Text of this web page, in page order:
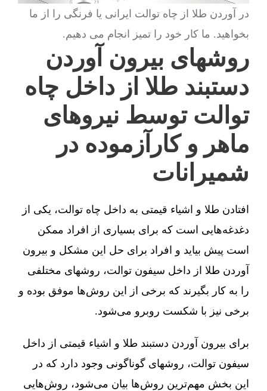
در آوردن طلا از چاه توالت ایرانی یا فرنگی را از ما
بخواهید. ما کار خود را تمیز انجام می دهیم.
روشهای بیرون آوردن
دستبند طلا از داخل چاه
توالت توسط نیروهای
ماهر و کارآزموده در
شمیرانات
افتادن طلا و اشیاء قیمتی به داخل چاه توالت، یکی از
دغدغه‌هایی است که برای بسیاری از افراد ممکن
است پیش بیاید و افراد برای حل این مشکل و بیرون
آوردن طلا از داخل سیفون توالت، روشهای مختلفی
را به کار بگیرند که برخی از این روش‌ها موفق بوده و
برخی نیز با شکست روبرو می‌شود.
برای بیرون آوردن دستبند طلا و اشیاء قیمتی از داخل
سیفون توالت، روشهای گوناگونی وجود دارد که در
این بخش مهم‌ترین روش‌ها بیان می‌شود، روش‌هایی